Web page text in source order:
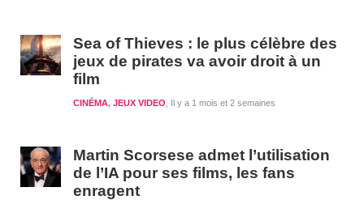
Sea of Thieves : le plus célèbre des
jeux de pirates va avoir droit à un
film
Il y a 1 mois et 2 semaines
CINÉMA, JEUX VIDEO
Martin Scorsese admet l’utilisation
de l’IA pour ses films, les fans
enragent